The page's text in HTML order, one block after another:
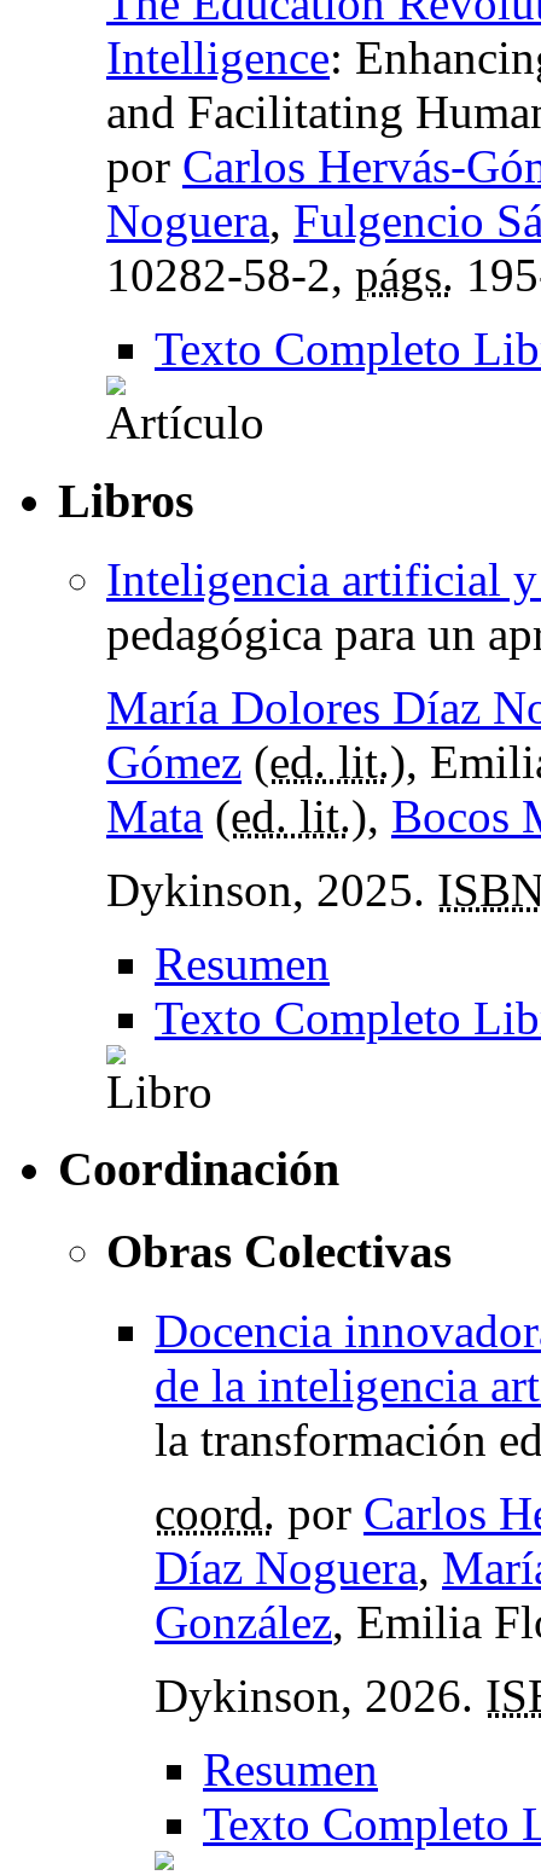
Intelligence:
and Facilitating
por Carlos Hervás-
Noguera, Fulgencio
10282-58-2, págs.
Texto Completo
Libros
Inteligencia artificial
pedagógica para un
María Dolores Díaz
Gómez (ed. lit.),
Mata (ed. lit.), Bocos
Dykinson, 2025.
Resumen
Texto Completo
Coordinación
Obras Colectivas
Docencia
de la inteligencia
la transformación
coord. por Carlos
Díaz Noguera,
González, Emilia
Dykinson, 2026.
Resumen
Texto Completo